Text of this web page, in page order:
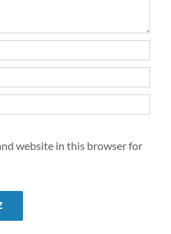
website in this browser for